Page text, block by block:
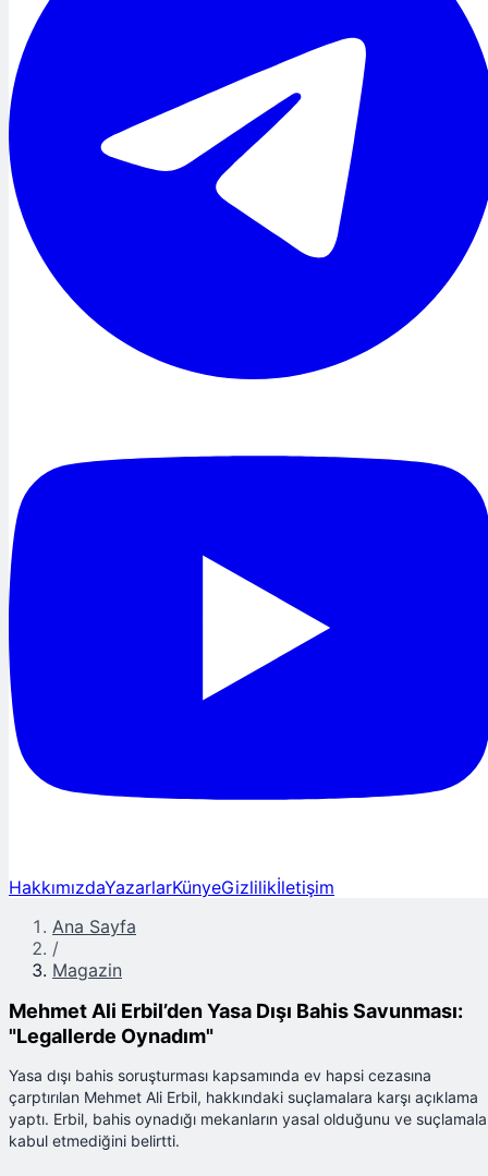
HakkımızdaYazarlarKünyeGizlilikİletişim
Ana Sayfa
/
Magazin
Mehmet Ali Erbil’den Yasa Dışı Bahis Savunması:
"Legallerde Oynadım"
Yasa dışı bahis soruşturması kapsamında ev hapsi cezasına
çarptırılan Mehmet Ali Erbil, hakkındaki suçlamalara karşı açıklama
yaptı. Erbil, bahis oynadığı mekanların yasal olduğunu ve
kabul etmediğini belirtti.